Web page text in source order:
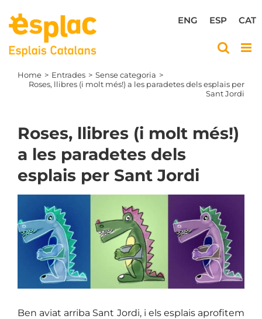
content
CAT
ESP
ENG
Home Entrades
Sense categoria
Roses, llibres (i molt més!) a les paradetes dels esplais per
Sant Jordi
Roses, llibres (i molt més!)
a les paradetes dels
esplais per Sant Jordi
Larger
Image
Ben aviat arriba Sant Jordi, i els esplais aprofitem